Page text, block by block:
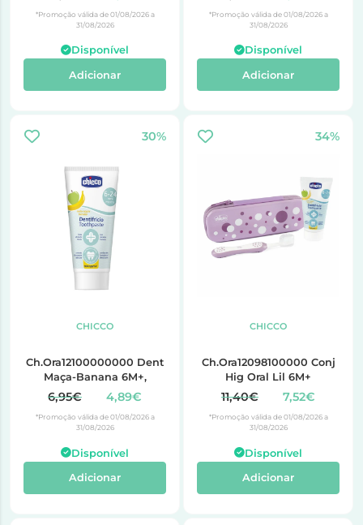
*Promoção válida de 01/08/2026 a
31/08/2026
Disponível
Adicionar
*Promoção válida de 01/08/2026 a
31/08/2026
Disponível
Adicionar
30%
CHICCO
Ch.Ora12100000000 Dent
Maça-Banana 6M+,
6,95€ 4,89€
*Promoção válida de 01/08/2026 a
31/08/2026
Disponível
Adicionar
34%
CHICCO
Ch.Ora12098100000 Conj
Hig Oral Lil 6M+
11,40€ 7,52€
*Promoção válida de 01/08/2026 a
31/08/2026
Disponível
Adicionar